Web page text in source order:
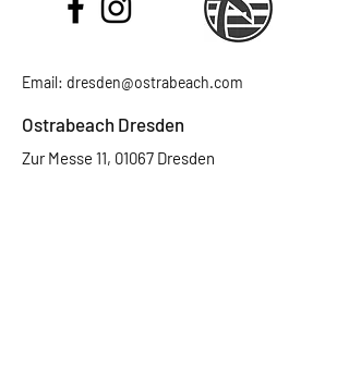
Email: dresden@ostrabeach.com
Ostrabeach Dresden
Zur Messe 11, 01067 Dresden